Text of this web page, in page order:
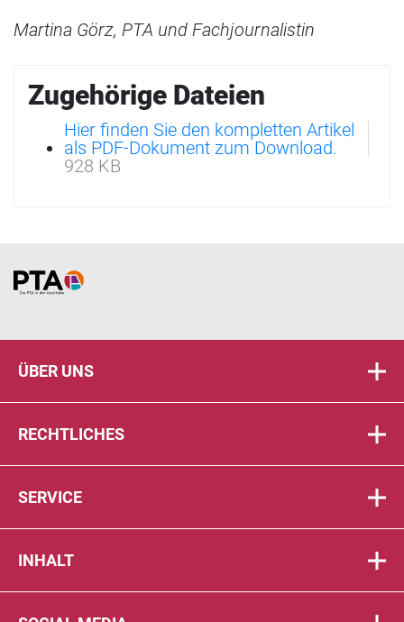
Martina Görz, PTA und Fachjournalistin
Zugehörige Dateien
Hier finden Sie den kompletten Artikel
als PDF-Dokument zum Download.
928 KB
Home
ÜBER UNS
RECHTLICHES
SERVICE
INHALT